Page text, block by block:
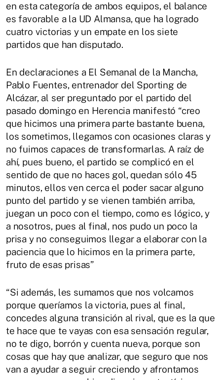
en esta categoría de ambos equipos, el balance
es favorable a la UD Almansa, que ha logrado
cuatro victorias y un empate en los siete
partidos que han disputado.
En declaraciones a El Semanal de la Mancha,
Pablo Fuentes, entrenador del Sporting de
Alcázar, al ser preguntado por el partido del
pasado domingo en Herencia manifestó “creo
que hicimos una primera parte bastante buena,
los sometimos, llegamos con ocasiones claras y
no fuimos capaces de transformarlas. A raíz de
ahí, pues bueno, el partido se complicó en el
sentido de que no haces gol, quedan sólo 45
minutos, ellos ven cerca el poder sacar alguno
punto del partido y se vienen también arriba,
juegan un poco con el tiempo, como es lógico, y
a nosotros, pues al final, nos pudo un poco la
prisa y no conseguimos llegar a elaborar con la
paciencia que lo hicimos en la primera parte,
fruto de esas prisas”
“Si además, les sumamos que nos volcamos
porque queríamos la victoria, pues al final,
concedes alguna transición al rival, que es la que
te hace que te vayas con esa sensación regular,
no te digo, borrón y cuenta nueva, porque son
cosas que hay que analizar, que seguro que nos
van a ayudar a seguir creciendo y afrontamos